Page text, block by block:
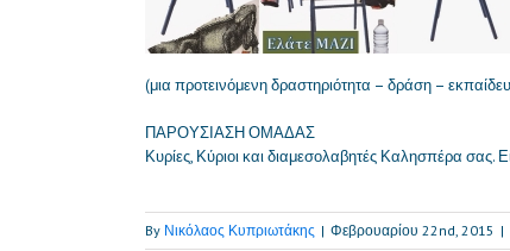
(μια προτεινόμενη δραστηριότητα – δράση –
ΠΑΡΟΥΣΙΑΣΗ ΟΜΑΔΑΣ
Κυρίες, Κύριοι και διαμεσολαβητές Καλησπέρα σας.
By Νικόλαος Κυπριωτάκης | Φεβρουαρίου 22nd, 2015 |